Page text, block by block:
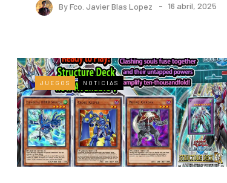
ByFco. Javier Blas Lopez 16 abril, 2025
JUEGOS NOTICIAS